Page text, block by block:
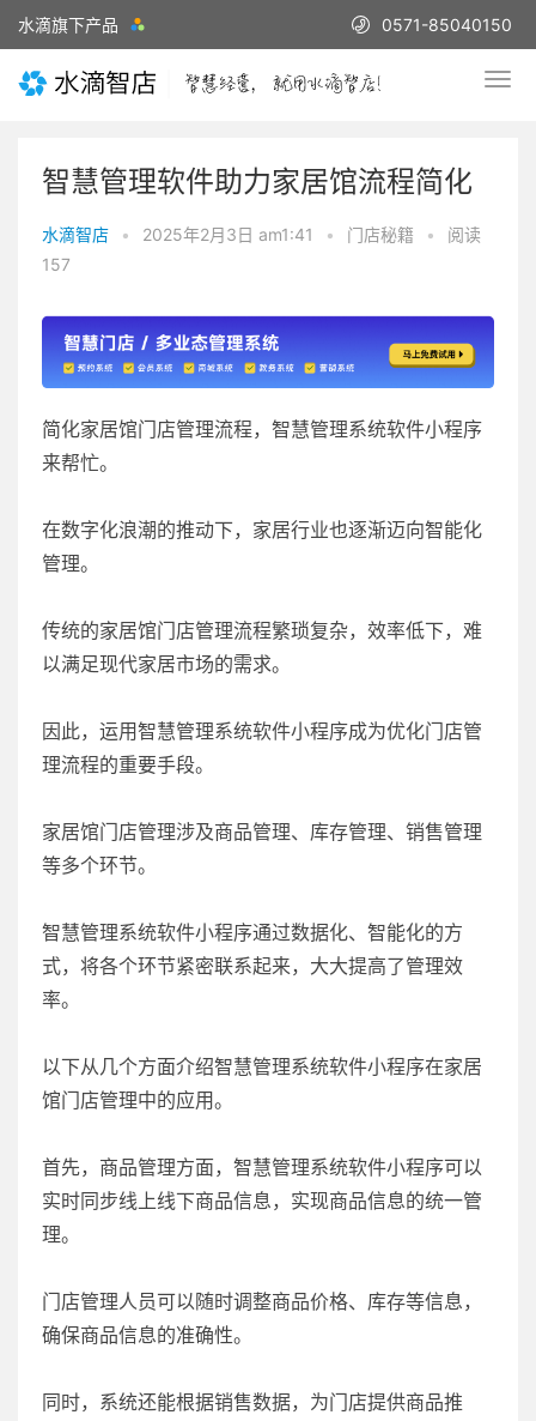
水滴旗下产品 0571-85040150
智慧管理软件助力家居馆流程简化
水滴智店 • 2025年2月3日 am1:41 • 门店秘籍 •
阅读
157
简化家居馆门店管理流程，智慧管理系统软件小程序
来帮忙。
在数字化浪潮的推动下，家居行业也逐渐迈向智能化
管理。
传统的家居馆门店管理流程繁琐复杂，效率低下，难
以满足现代家居市场的需求。
因此，运用智慧管理系统软件小程序成为优化门店管
理流程的重要手段。
家居馆门店管理涉及商品管理、库存管理、销售管理
等多个环节。
智慧管理系统软件小程序通过数据化、智能化的方
式，将各个环节紧密联系起来，大大提高了管理效
率。
以下从几个方面介绍智慧管理系统软件小程序在家居
馆门店管理中的应用。
首先，商品管理方面，智慧管理系统软件小程序可以
实时同步线上线下商品信息，实现商品信息的统一管
理。
门店管理人员可以随时调整商品价格、库存等信息，
确保商品信息的准确性。
同时，系统还能根据销售数据，为门店提供商品推